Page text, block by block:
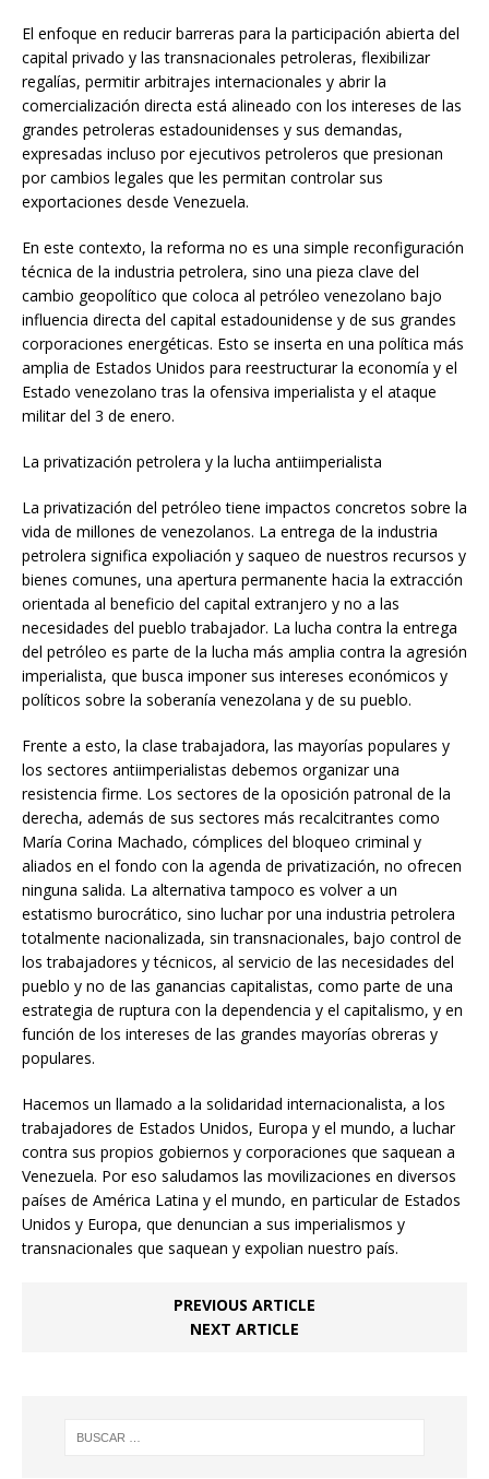
El enfoque en reducir barreras para la participación abierta del
capital privado y las transnacionales petroleras, flexibilizar
regalías, permitir arbitrajes internacionales y abrir la
comercialización directa está alineado con los intereses de las
grandes petroleras estadounidenses y sus demandas,
expresadas incluso por ejecutivos petroleros que presionan
por cambios legales que les permitan controlar sus
exportaciones desde Venezuela.
En este contexto, la reforma no es una simple reconfiguración
técnica de la industria petrolera, sino una pieza clave del
cambio geopolítico que coloca al petróleo venezolano bajo
influencia directa del capital estadounidense y de sus grandes
corporaciones energéticas. Esto se inserta en una política más
amplia de Estados Unidos para reestructurar la economía y el
Estado venezolano tras la ofensiva imperialista y el ataque
militar del 3 de enero.
La privatización petrolera y la lucha antiimperialista
La privatización del petróleo tiene impactos concretos sobre la
vida de millones de venezolanos. La entrega de la industria
petrolera significa expoliación y saqueo de nuestros recursos y
bienes comunes, una apertura permanente hacia la extracción
orientada al beneficio del capital extranjero y no a las
necesidades del pueblo trabajador. La lucha contra la entrega
del petróleo es parte de la lucha más amplia contra la agresión
imperialista, que busca imponer sus intereses económicos y
políticos sobre la soberanía venezolana y de su pueblo.
Frente a esto, la clase trabajadora, las mayorías populares y
los sectores antiimperialistas debemos organizar una
resistencia firme. Los sectores de la oposición patronal de la
derecha, además de sus sectores más recalcitrantes como
María Corina Machado, cómplices del bloqueo criminal y
aliados en el fondo con la agenda de privatización, no ofrecen
ninguna salida. La alternativa tampoco es volver a un
estatismo burocrático, sino luchar por una industria petrolera
totalmente nacionalizada, sin transnacionales, bajo control de
los trabajadores y técnicos, al servicio de las necesidades del
pueblo y no de las ganancias capitalistas, como parte de una
estrategia de ruptura con la dependencia y el capitalismo, y en
función de los intereses de las grandes mayorías obreras y
populares.
Hacemos un llamado a la solidaridad internacionalista, a los
trabajadores de Estados Unidos, Europa y el mundo, a luchar
contra sus propios gobiernos y corporaciones que saquean a
Venezuela. Por eso saludamos las movilizaciones en diversos
países de América Latina y el mundo, en particular de Estados
Unidos y Europa, que denuncian a sus imperialismos y
transnacionales que saquean y expolian nuestro país.
PREVIOUS ARTICLE
NEXT ARTICLE